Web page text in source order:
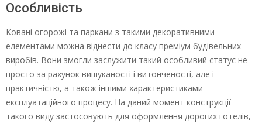
Особливість
Ковані огорожі та паркани з такими декоративними
елементами можна віднести до класу преміум будівельних
виробів. Вони змогли заслужити такий особливий статус не
просто за рахунок вишуканості і витонченості, але і
практичністю, а також іншими характеристиками
експлуатаційного процесу. На даний момент конструкції
такого виду застосовують для оформлення дорогих готелів,